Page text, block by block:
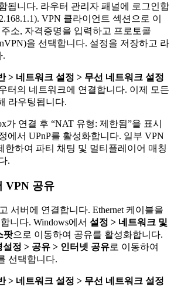
됩니다. 라우터 관리자 패널에 로그인합
VPN 클라이언트 섹션으로 이
소, 자격증명을 입력하고 프로토콜
을 선택합니다. 설정을 저장하고 라
.
> 네트워크 설정 > 무선 네트워크 설정
터의 네트워크에 연결합니다. 이제 모든
라우팅됩니다.
가 연결 후 “NAT 유형: 제한됨”을 표시
에서 UPnP를 활성화합니다. 일부 VPN
한하여 파티 채팅 및 멀티플레이어 매칭
.
VPN 공유
서버에 연결합니다. Ethernet 케이블을
니다. Windows에서 설정 > 네트워크 및
팟으로 이동하여 공유를 활성화합니다.
정 > 공유 > 인터넷 공유로 이동하여
선택합니다.
> 네트워크 설정 > 무선 네트워크 설정